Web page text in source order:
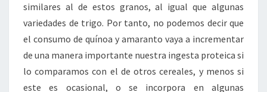
similares al de estos granos, al igual que algunas
variedades de trigo. Por tanto, no podemos decir que
el consumo de quínoa y amaranto vaya a incrementar
de una manera importante nuestra ingesta proteica si
lo comparamos con el de otros cereales, y menos si
este es ocasional, o se incorpora en algunas